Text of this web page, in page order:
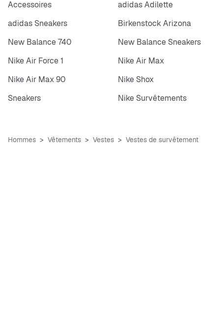
Accessoires
adidas Adilette
adidas Sneakers
Birkenstock Arizona
New Balance 740
New Balance Sneakers
Nike Air Force 1
Nike Air Max
Nike Air Max 90
Nike Shox
Sneakers
Nike Survêtements
Hommes Vêtements Vestes Vestes de survêtement